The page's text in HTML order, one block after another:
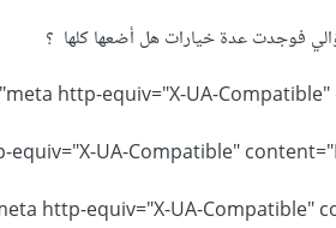
فوجدت عدة خيارات هل أضعها كلها ؟